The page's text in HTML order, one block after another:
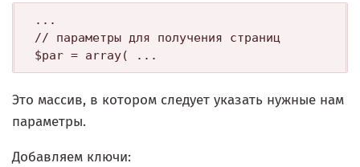
...
// параметры для получения страниц
Это массив, в котором следует указать нужные нам
параметры.
Добавляем ключи: